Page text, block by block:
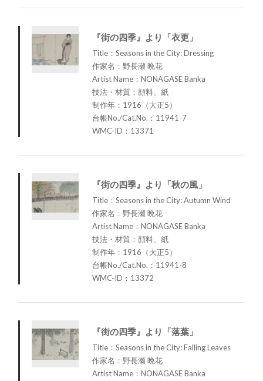
『街の四季』より「衣更」
Title：Seasons in the City: Dressing
作家名：野長瀬 晩花
Artist Name：NONAGASE Banka
技法・材質：顔料、紙
制作年：1916（大正5）
台帳No./Cat.No.：11941-7
WMC-ID：13371
『街の四季』より「秋の風」
Title：Seasons in the City: Autumn Wind
作家名：野長瀬 晩花
Artist Name：NONAGASE Banka
技法・材質：顔料、紙
制作年：1916（大正5）
台帳No./Cat.No.：11941-8
WMC-ID：13372
『街の四季』より「落葉」
Title：Seasons in the City: Falling Leaves
作家名：野長瀬 晩花
Artist Name：NONAGASE Banka